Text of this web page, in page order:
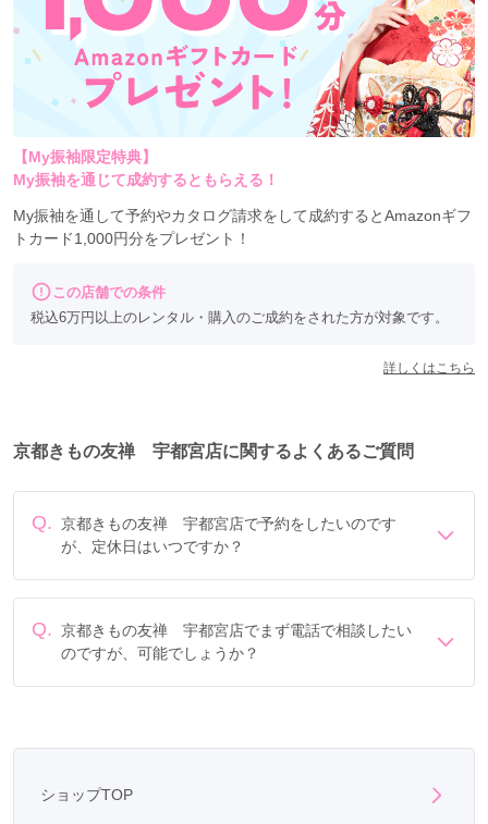
【My振袖限定特典】
My振袖を通じて成約するともらえる！
My振袖を通して予約やカタログ請求をして成約するとAmazonギフ
トカード1,000円分をプレゼント！
この店舗での条件
税込6万円以上のレンタル・購入のご成約をされた方が対象です。
詳しくはこちら
京都きもの友禅 宇都宮店に関するよくあるご質問
Q. 京都きもの友禅 宇都宮店で予約をしたいのです
が、定休日はいつですか？
Q. 京都きもの友禅 宇都宮店でまず電話で相談したい
のですが、可能でしょうか？
ショップTOP